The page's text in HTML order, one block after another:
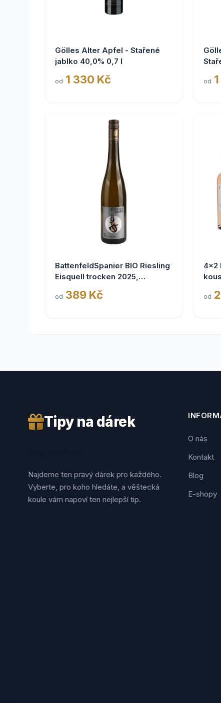
Gölles Alter Apfel - Stařené
jablko 40,0% 0,7 l
od 1 330 Kč od
BattenfeldSpanier BIO Riesling
Eisquell trocken 2025,
Rheinhessen VDP
od 389 Kč
4x2
od
Tipy na dárek
Najdeme ten pravý dárek pro každého.
Vyberte, pro koho hledáte, a věštecká
koule vám napoví ten nejlepší tip.
O nás
Kontakt
Blog
E-shopy